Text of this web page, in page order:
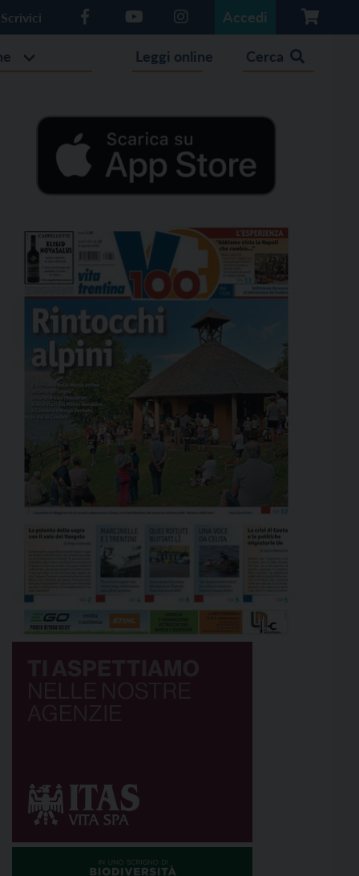
Scrivici Accedi
Leggi online Cerca